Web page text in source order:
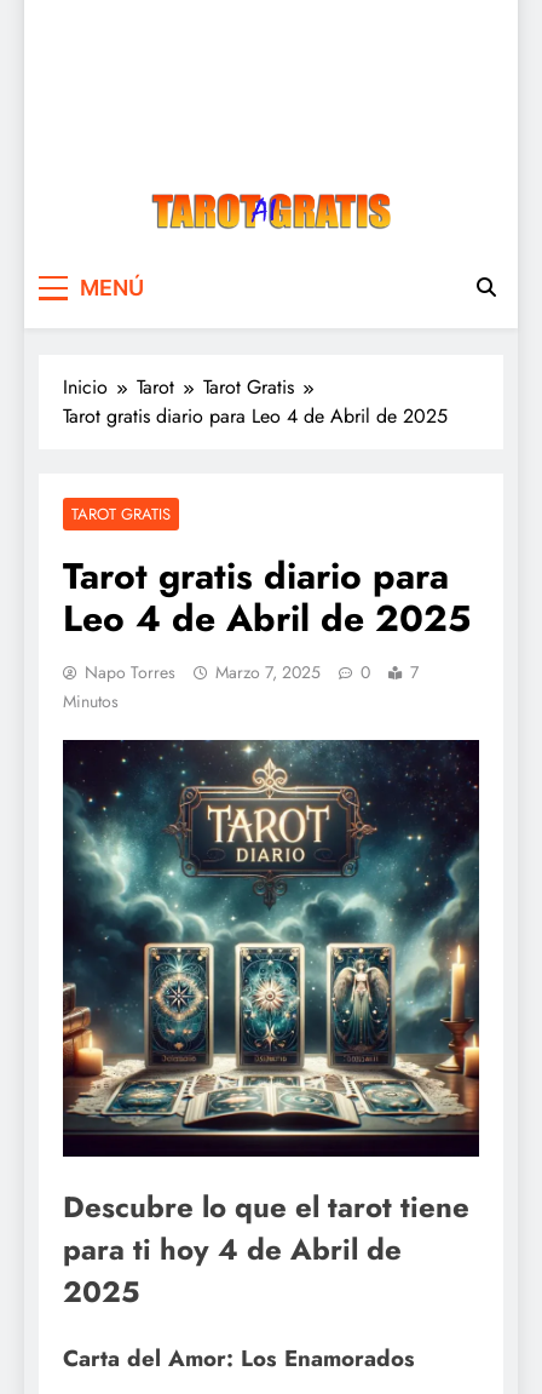
MENÚ
Inicio Tarot
Tarot Gratis
Tarot gratis diario para Leo 4 de Abril de 2025
TAROT GRATIS
Tarot gratis diario para
Leo 4 de Abril de 2025
Napo Torres Marzo 7, 2025 0
7
Minutos
Descubre lo que el tarot tiene
para ti hoy 4 de Abril de
2025
Carta del Amor: Los Enamorados